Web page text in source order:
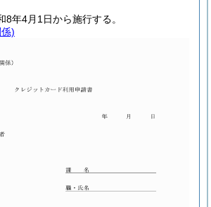
8年4月1日から施行する。
)